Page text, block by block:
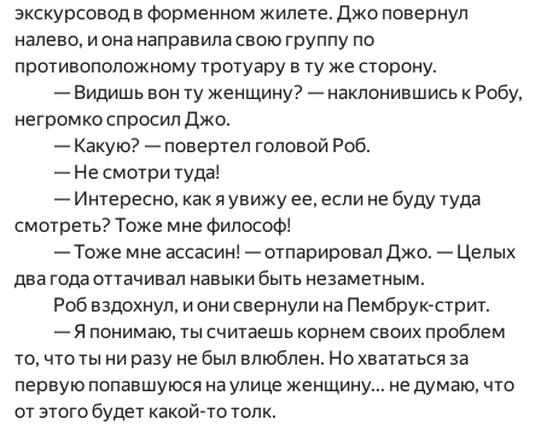
экскурсовод в форменном жилете. Джо повернул
налево, и она направила свою группу по
противоположному тротуару в ту же сторону.
— Видишь вон ту женщину? — наклонившись к Робу,
негромко спросил Джо.
— Какую? — повертел головой Роб.
— Не смотри туда!
— Интересно, как я увижу ее, если не буду туда
смотреть? Тоже мне философ!
— Тоже мне ассасин! — отпарировал Джо. — Целых
два года оттачивал навыки быть незаметным.
Роб вздохнул, и они свернули на Пембрук-стрит.
— Я понимаю, ты считаешь корнем своих проблем
то, что ты ни разу не был влюблен. Но хвататься за
первую попавшуюся на улице женщину... не думаю, что
от этого будет какой-то толк.